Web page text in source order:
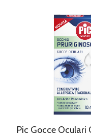
Pic Gocce Oculari